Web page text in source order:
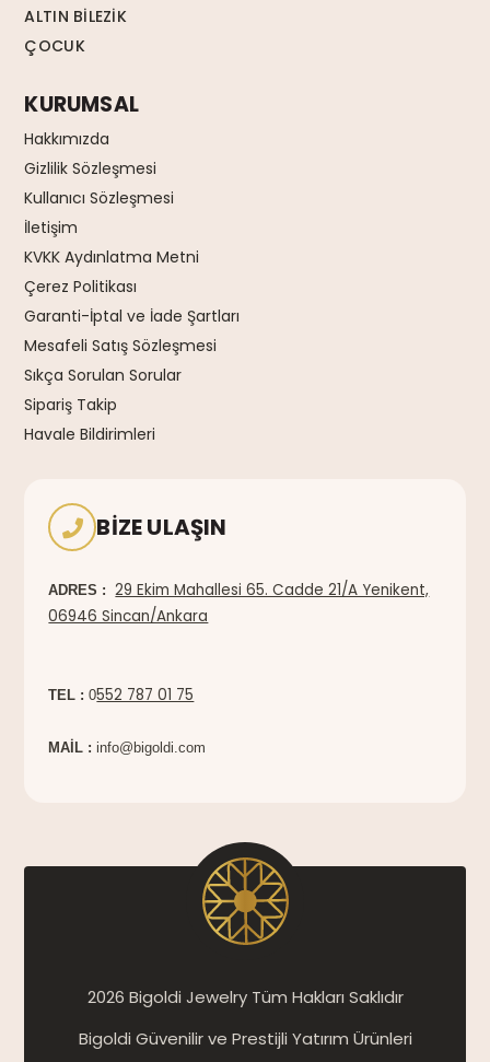
ALTIN BİLEZİK
ÇOCUK
KURUMSAL
Hakkımızda
Gizlilik Sözleşmesi
Kullanıcı Sözleşmesi
İletişim
KVKK Aydınlatma Metni
Çerez Politikası
Garanti-İptal ve İade Şartları
Mesafeli Satış Sözleşmesi
Sıkça Sorulan Sorular
Sipariş Takip
Havale Bildirimleri
BIZE ULAŞIN
ADRES :
29 Ekim Mahallesi 65. Cadde 21/A Yenikent,
06946 Sincan/Ankara
TEL : 0552 787 01 75
MAİL :info@bigoldi.com
2026 Bigoldi Jewelry Tüm Hakları Saklıdır
Bigoldi Güvenilir ve Prestijli Yatırım Ürünleri